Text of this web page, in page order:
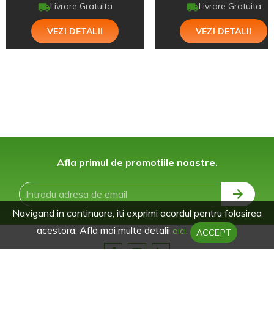
Livrare Gratuita
VEZI DETALII
Livrare Gratuita
VEZI DETALII
Afla primul de promotiile noastre.
Navigand in continuare, iti exprimi acordul pentru folosirea
acestora. Afla mai multe detalii aici. ACCEPT